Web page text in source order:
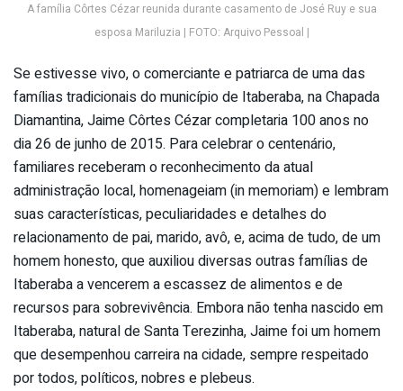
A família Côrtes Cézar reunida durante casamento de José Ruy e sua
esposa Mariluzia | FOTO: Arquivo Pessoal |
Se estivesse vivo, o comerciante e patriarca de uma das
famílias tradicionais do município de Itaberaba, na Chapada
Diamantina, Jaime Côrtes Cézar completaria 100 anos no
dia 26 de junho de 2015. Para celebrar o centenário,
familiares receberam o reconhecimento da atual
administração local, homenageiam (in memoriam) e lembram
suas características, peculiaridades e detalhes do
relacionamento de pai, marido, avô, e, acima de tudo, de um
homem honesto, que auxiliou diversas outras famílias de
Itaberaba a vencerem a escassez de alimentos e de
recursos para sobrevivência. Embora não tenha nascido em
Itaberaba, natural de Santa Terezinha, Jaime foi um homem
que desempenhou carreira na cidade, sempre respeitado
por todos, políticos, nobres e plebeus.